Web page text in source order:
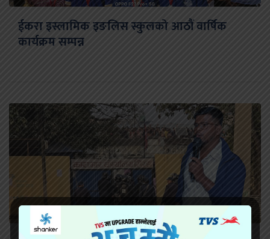
ईकरा इस्लामिक इङलिस स्कुलको आठौं वार्षिक
कार्यक्रम सम्पन्न